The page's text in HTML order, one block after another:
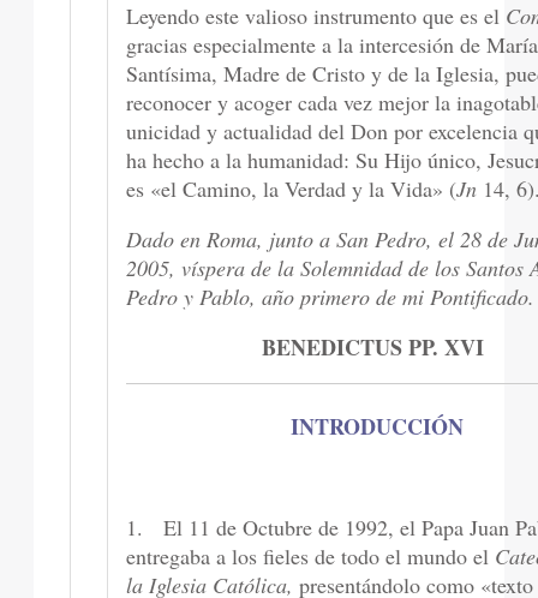
Leyendo este valioso instrumento que es el
gracias especialmente a la intercesión de María
Santísima, Madre de Cristo y de la Iglesia,
reconocer y acoger cada vez mejor la
unicidad y actualidad del Don por excelencia
ha hecho a la humanidad: Su Hijo único,
es «el Camino, la Verdad y la Vida» (Jn 14,
Dado en Roma, junto a San Pedro, el 28 de
2005, víspera de la Solemnidad de los Santos
Pedro y Pablo, año primero de mi Pontificado.
BENEDICTUS PP. XVI
INTRODUCCIÓN
1. El 11 de Octubre de 1992, el Papa Juan
entregaba a los fieles de todo el mundo el
la Iglesia Católica,presentándolo como